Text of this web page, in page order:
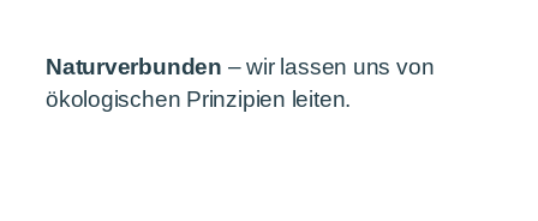
Naturverbunden – wir lassen uns von
ökologischen Prinzipien leiten.